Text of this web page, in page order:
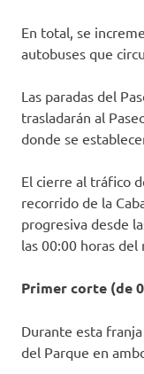
En total, se
autobuses que
Las paradas del
trasladarán al
donde se
El cierre al tráfico
recorrido de la
progresiva desde
las 00:00 horas
Primer corte (de
Durante esta
del Parque en